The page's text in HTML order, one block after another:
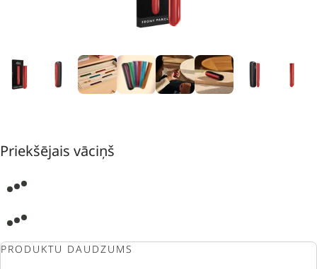
Priekšējais vāciņš
PRODUKTU DAUDZUMS